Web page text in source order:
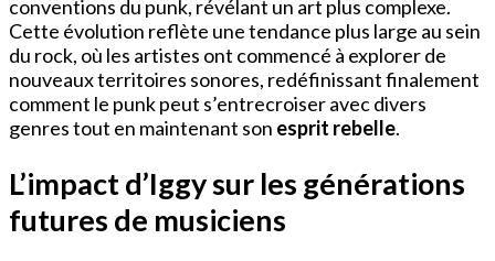
conventions du punk, révélant un art plus complexe.
Cette évolution reflète une tendance plus large au sein
du rock, où les artistes ont commencé à explorer de
nouveaux territoires sonores, redéfinissant finalement
comment le punk peut s’entrecroiser avec divers
genres tout en maintenant son esprit rebelle.
L’impact d’Iggy sur les générations
futures de musiciens